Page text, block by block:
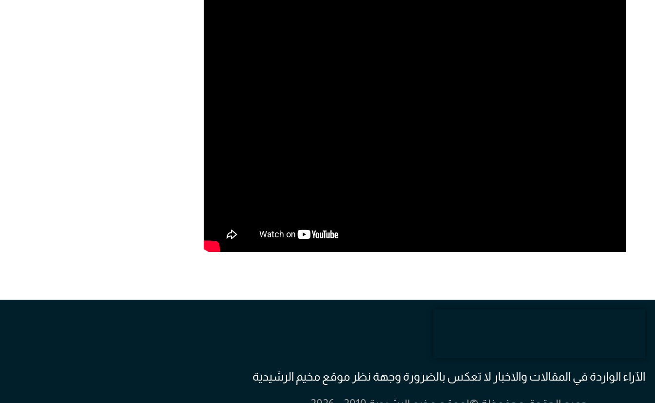
الآراء الواردة في المقالات والاخبار لا تعكس بالضرورة وجهة نظر موقع مخيم الرشيدية